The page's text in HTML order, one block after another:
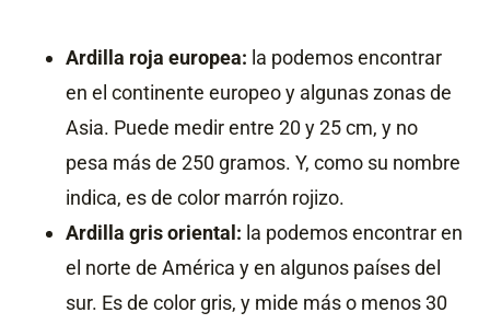
Ardilla roja europea: la podemos encontrar
en el continente europeo y algunas zonas de
Asia. Puede medir entre 20 y 25 cm, y no
pesa más de 250 gramos. Y, como su nombre
indica, es de color marrón rojizo.
Ardilla gris oriental: la podemos encontrar en
el norte de América y en algunos países del
sur. Es de color gris, y mide más o menos 30